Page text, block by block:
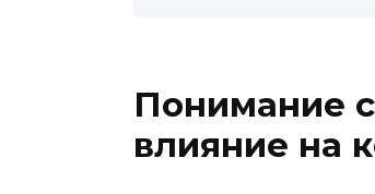
Понимание
влияние на